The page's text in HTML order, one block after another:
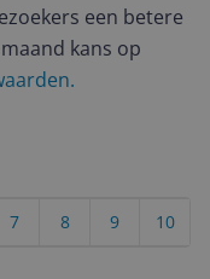
een betere
kans op
10
9
8
7